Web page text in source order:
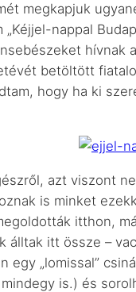
megkapjuk
nappal
hívnak
betöltött
hogy ha ki
azt viszont
is minket
itthon,
álltak itt össze –
„lomissal”
is.) és